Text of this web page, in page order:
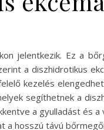
jelentkezik. Ez a
a diszhidrotikus
kezelés
segíthetnek a
a gyulladást és
a hosszú távú